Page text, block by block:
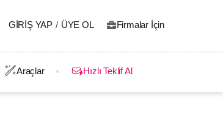
GIRIŞ YAP / ÜYE OL Firmalar İçin
Araçlar Hızlı Teklif Al